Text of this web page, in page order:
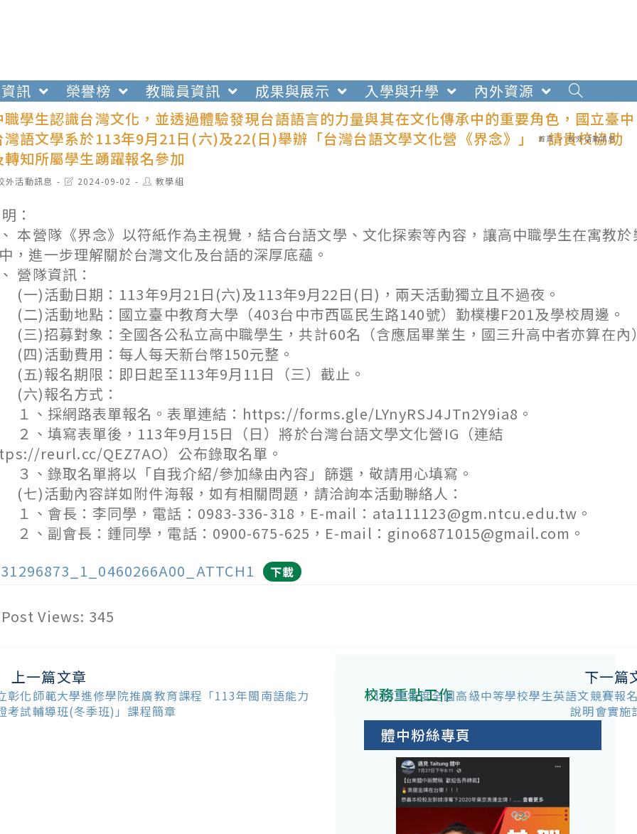
訊 榮譽榜 教職員資訊 成果與展示 入學與升學
內外資源
學生認識台灣文化，並透過體驗發現台語語言的力量與其在文化傳承中的重要角色，國立臺中
灣語文學系於113年9月21日(六)及22(日)舉辦「台灣台語文學文化營《界念》」，請貴校協助
知所屬學生踴躍報名參加
首頁 > 校外活動訊息
外活動訊息
Post2024-09-02
Post教學組
：
本營隊《界念》以符紙作為主視覺，結合台語文學、文化探索等內容，讓高中職學生在寓教
，進一步理解關於台灣文化及台語的深厚底蘊。
營隊資訊：
)活動日期：113年9月21日(六)及113年9月22日(日)，兩天活動獨立且不過夜。
)活動地點：國立臺中教育大學（403台中市西區民生路140號）勤樸樓F201及學校周邊。
)招募對象：全國各公私立高中職學生，共計60名（含應屆畢業生，國三升高中者亦算在內
)活動費用：每人每天新台幣150元整。
)報名期限：即日起至113年9月11日（三）截止。
)報名方式：
、採網路表單報名。表單連結：https://forms.gle/LYnyRSJ4JTn2Y9ia8。
、填寫表單後，113年9月15日（日）將於台灣台語文學文化營IG（連結
reurl.cc/QEZ7AO）公布錄取名單。
、錄取名單將以「自我介紹/參加緣由內容」篩選，敬請用心填寫。
)活動內容詳如附件海報，如有相關問題，請洽詢本活動聯絡人：
、會長：李同學，電話：0983-336-318，E-mail：ata111123@gm.ntcu.edu.tw。
、副會長：鍾同學，電話：0900-675-625，E-mail：gino6871015@gmail.com。
下載
Post Views: 345
上一篇文章
彰化師範大學進修學院推廣教育課程「113年閩南語能力
考試輔導班(冬季班)」課程簡章
下一篇
「113學年度全國高級中等學校學生英語文競賽報
說明會實施
校務重點工作
體中粉絲專頁